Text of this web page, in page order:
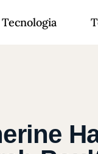
Tecnologia